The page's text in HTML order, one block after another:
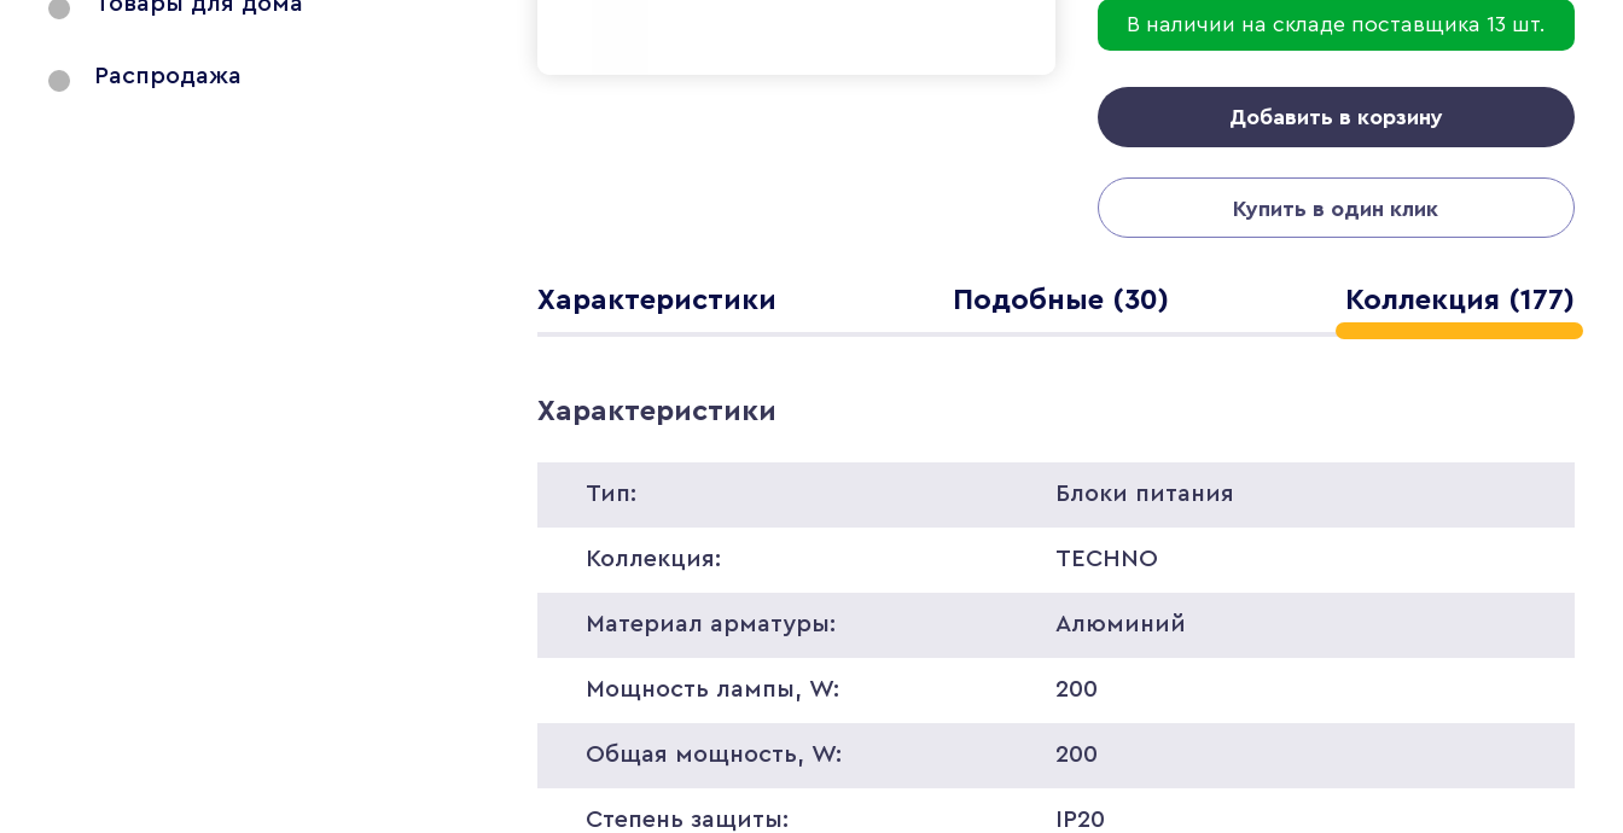
Распродажа
В наличии на складе поставщика 13 шт.
Добавить в корзину
Купить в один клик
Характеристики Подобные (30) Коллекция (177)
Характеристики
Тип: Блоки питания
Коллекция: TECHNO
Материал арматуры: Алюминий
Мощность лампы, W: 200
Общая мощность, W: 200
Степень защиты: IP20